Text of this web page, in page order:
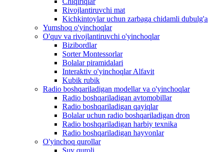
Rivojlantiruvchi mat
Kichkintoylar uchun zarbaga chidamli dubulg'a
Yumshoq o'yinchoqlar
O'quv va rivojlantiruvchi o'yinchoqlar
Bizibordlar
Sorter Montessorlar
Bolalar piramidalari
Interaktiv o'yinchoqlar Alfavit
Kubik rubik
Radio boshqariladigan modellar va o'yinchoqlar
Radio boshqariladigan avtomobillar
Radio boshqariladigan qayiqlar
Bolalar uchun radio boshqariladigan dron
Radio boshqariladigan harbiy texnika
Radio boshqariladigan hayvonlar
O'yinchoq qurollar
Suv quroli